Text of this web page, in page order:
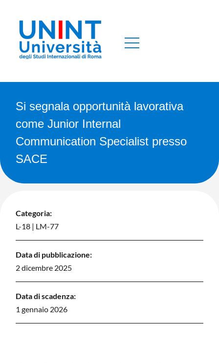
Si segnala opportunità lavorativa
come Junior Internal
Communication Specialist presso
SACE
Categoria:
L-18 | LM-77
Data di pubblicazione:
2 dicembre 2025
Data di scadenza:
1 gennaio 2026